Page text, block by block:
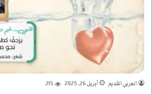
العربي القديم أبريل 26, 2025 215